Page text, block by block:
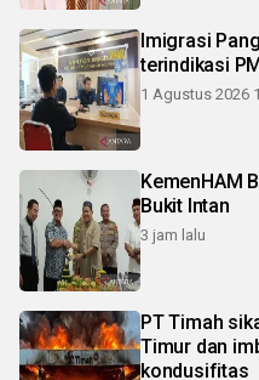
Imigrasi
terindikasi
1 Agustus 2026
KemenHAM
Bukit Intan
3 jam lalu
PT Timah
Timur dan
kondusifitas